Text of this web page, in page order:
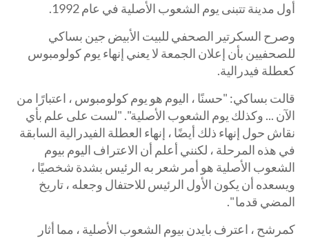
أول مدينة تتبنى يوم الشعوب الأصلية في عام 1992.
وصرح السكرتير الصحفي للبيت الأبيض جين بساكي
للصحفيين بأن إعلان الجمعة لا يعني إنهاء يوم كولومبوس
كعطلة فيدرالية.
قالت بساكي: "حسنًا ، اليوم هو يوم كولومبوس ، اعتبارًا من
الآن ... وكذلك يوم الشعوب الأصلية". "لست على علم بأي
نقاش حول إنهاء ذلك أيضًا ، إنهاء العطلة الفيدرالية السابقة
في هذه المرحلة ، لكنني أعلم أن الاعتراف اليوم بيوم
الشعوب الأصلية هو أمر شعر به الرئيس بشدة شخصيًا ،
ويسعده أن يكون الأول الرئيس للاحتفال وجعله ، تاريخ
المضي قدما ".
كمرشح ، اعترف بايدن بيوم الشعوب الأصلية ، مما أثار